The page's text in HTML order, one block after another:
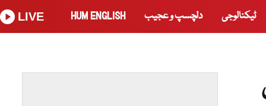
ٹیکنالوجی دلچسپ و عجیب HUM ENGLISH
LIVE